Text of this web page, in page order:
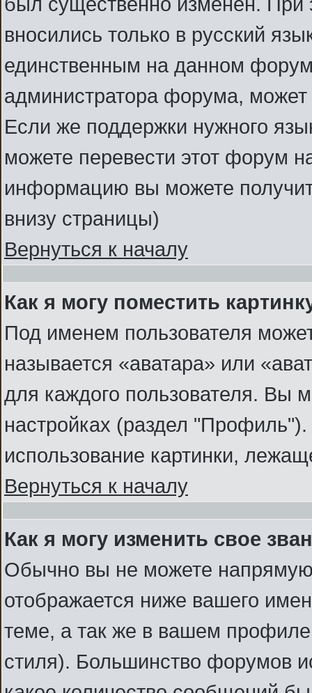
вносились только в русский
единственным на данном
администратора форума,
Если же поддержки нужного
можете перевести этот форум
информацию вы можете
внизу страницы)
Вернуться к началу
Как я могу поместить
Под именем пользователя
называется «аватара» или
для каждого пользователя. Вы
настройках (раздел
использование картинки,
Вернуться к началу
Как я могу изменить свое
Обычно вы не можете напрямую
отображается ниже вашего
теме, а так же в вашем
стиля). Большинство форумов